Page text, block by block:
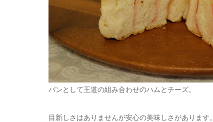
パンとして王道の組み合わせのハムとチーズ。
目新しさはありませんが安心の美味しさがあります。